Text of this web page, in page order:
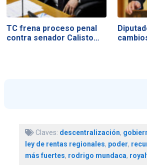
TC frena proceso penal
contra senador Calisto…
Claves: descentralización,
ley de rentas regionales, poder,
más fuertes, rodrigo mundaca,